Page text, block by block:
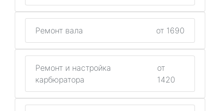
Ремонт вала от 1690
Ремонт и настройка
карбюратора
от
1420